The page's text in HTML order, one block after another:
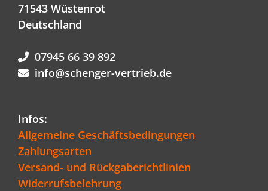
71543 Wüstenrot
Deutschland
07945 66 39 892
info@schenger-vertrieb.de
Infos:
Allgemeine Geschäftsbedingungen
Zahlungsarten
Versand- und Rückgaberichtlinien
Widerrufsbelehrung